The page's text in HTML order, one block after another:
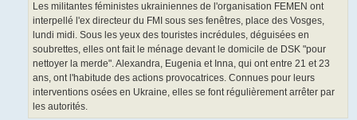
Les militantes féministes ukrainiennes de l'organisation FEMEN ont
interpellé l'ex directeur du FMI sous ses fenêtres, place des Vosges,
lundi midi. Sous les yeux des touristes incrédules, déguisées en
soubrettes, elles ont fait le ménage devant le domicile de DSK "pour
nettoyer la merde". Alexandra, Eugenia et Inna, qui ont entre 21 et 23
ans, ont l'habitude des actions provocatrices. Connues pour leurs
interventions osées en Ukraine, elles se font régulièrement arrêter par
les autorités.